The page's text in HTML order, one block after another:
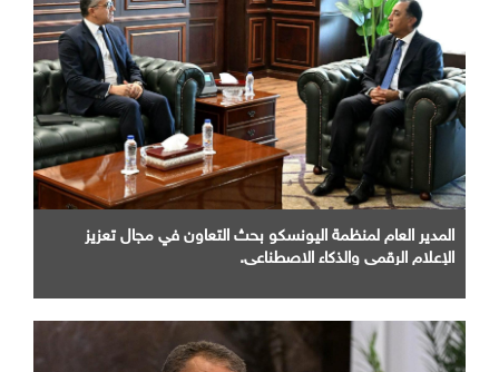
المدير العام لمنظمة اليونسكو بحث التعاون في مجال تعزيز
الإعلام الرقمي والذكاء الاصطناعي.